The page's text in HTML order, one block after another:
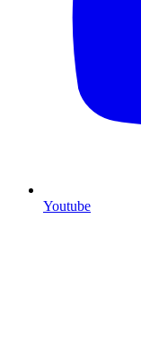
Youtube